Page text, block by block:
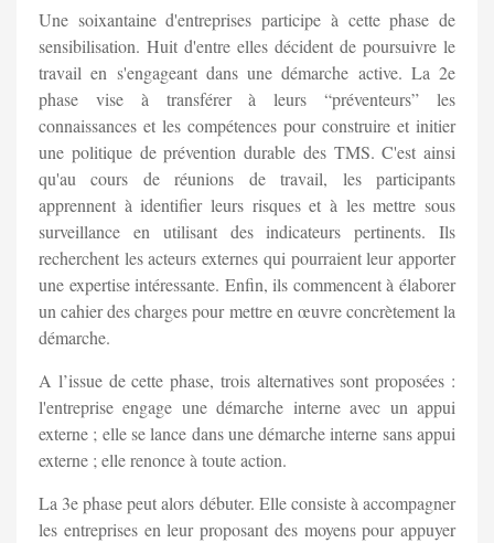
Une soixantaine d'entreprises participe à cette phase de
sensibilisation. Huit d'entre elles décident de poursuivre le
travail en s'engageant dans une démarche active. La 2e
phase vise à transférer à leurs “préventeurs” les
connaissances et les compétences pour construire et initier
une politique de prévention durable des TMS. C'est ainsi
qu'au cours de réunions de travail, les participants
apprennent à identifier leurs risques et à les mettre sous
surveillance en utilisant des indicateurs pertinents. Ils
recherchent les acteurs externes qui pourraient leur apporter
une expertise intéressante. Enfin, ils commencent à élaborer
un cahier des charges pour mettre en œuvre concrètement la
démarche.
A l’issue de cette phase, trois alternatives sont proposées :
l'entreprise engage une démarche interne avec un appui
externe ; elle se lance dans une démarche interne sans appui
externe ; elle renonce à toute action.
La 3e phase peut alors débuter. Elle consiste à accompagner
les entreprises en leur proposant des moyens pour appuyer